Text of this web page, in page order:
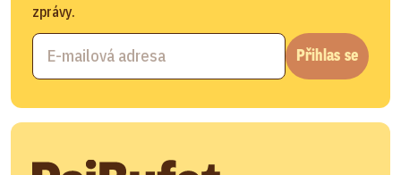
zprávy.
Přihlas se